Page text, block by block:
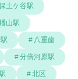
土ケ谷駅
山駅
八重歯
分倍河原駅
北区